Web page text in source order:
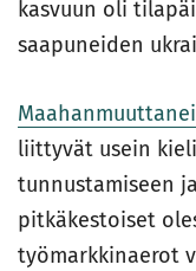
kasvuun oli
saapuneiden
liittyvät usein
tunnustamiseen
pitkäkestoiset
työmarkkinaerot